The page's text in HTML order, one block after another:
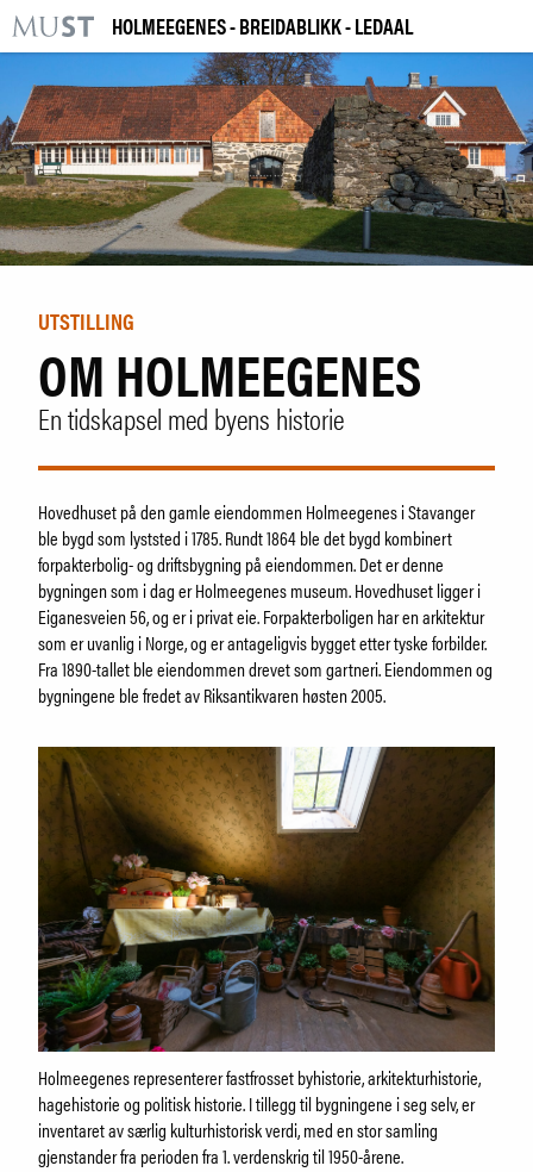
KR
M
BESØK OSS
UTSTILLINGER
ARRANGEMENTER
LÆRING
NO|ENG
Kjøp billett og årskort
Bygg og samling
Utleie
Om Holmeegenes
Om Breidablikk
Om Ledaal
Ansatte
HOLMEEGENES - BREIDABLIKK - LEDAAL
UTSTILLING
OM HOLMEEGENES
En tidskapsel med byens historie
Hovedhuset på den gamle eiendommen Holmeegenes i Stavanger
ble bygd som lyststed i 1785. Rundt 1864 ble det bygd kombinert
forpakterbolig- og driftsbygning på eiendommen. Det er denne
bygningen som i dag er Holmeegenes museum. Hovedhuset ligger i
Eiganesveien 56, og er i privat eie. Forpakterboligen har en arkitektur
som er uvanlig i Norge, og er antageligvis bygget etter tyske forbilder.
Fra 1890-tallet ble eiendommen drevet som gartneri. Eiendommen og
bygningene ble fredet av Riksantikvaren høsten 2005.
Holmeegenes representerer fastfrosset byhistorie, arkitekturhistorie,
hagehistorie og politisk historie. I tillegg til bygningene i seg selv, er
inventaret av særlig kulturhistorisk verdi, med en stor samling
gjenstander fra perioden fra 1. verdenskrig til 1950-årene.